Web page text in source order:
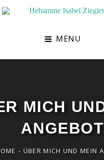
MENU
MICH
ANGEBOT
- ÜBER MICH UND MEIN